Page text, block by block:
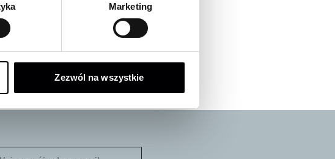
Marketing
Zezwól na wszystkie